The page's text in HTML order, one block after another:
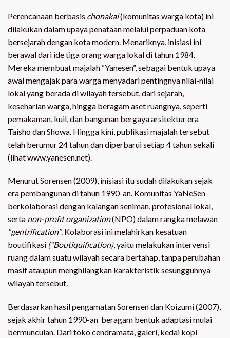
Perencanaan berbasis chonakai(komunitas warga kota) ini
dilakukan dalam upaya penataan melalui perpaduan kota
bersejarah dengan kota modern. Menariknya, inisiasi ini
berawal dari ide tiga orang warga lokal di tahun 1984.
Mereka membuat majalah “Yanesen”, sebagai bentuk upaya
awal mengajak para warga menyadari pentingnya nilai-nilai
lokal yang berada di wilayah tersebut, dari sejarah,
keseharian warga, hingga beragam aset ruangnya, seperti
pemakaman, kuil, dan bangunan bergaya arsitektur era
Taisho dan Showa. Hingga kini, publikasi majalah tersebut
telah berumur 24 tahun dan diperbarui setiap 4 tahun sekali
(lihat www.yanesen.net).
Menurut Sorensen (2009), inisiasi itu sudah dilakukan sejak
era pembangunan di tahun 1990-an. Komunitas YaNeSen
berkolaborasi dengan kalangan seniman, profesional lokal,
serta non-profit organization(NPO) dalam rangka melawan
“gentrification”. Kolaborasi ini melahirkan kesatuan
boutifikasi (“Boutiquification), yaitu melakukan intervensi
ruang dalam suatu wilayah secara bertahap, tanpa perubahan
masif ataupun menghilangkan karakteristik sesungguhnya
wilayah tersebut.
Berdasarkan hasil pengamatan Sorensen dan Koizumi (2007),
sejak akhir tahun 1990-an beragam bentuk adaptasi mulai
bermunculan. Dari toko cendramata, galeri, kedai kopi